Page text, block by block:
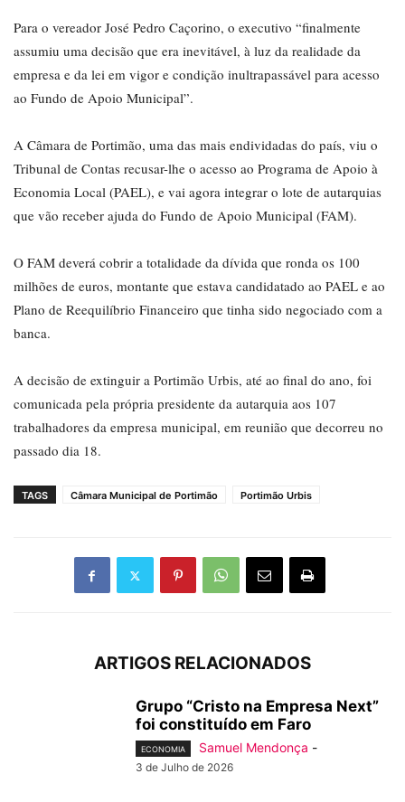
Para o vereador José Pedro Caçorino, o executivo “finalmente
assumiu uma decisão que era inevitável, à luz da realidade da
empresa e da lei em vigor e condição inultrapassável para acesso
ao Fundo de Apoio Municipal”.
A Câmara de Portimão, uma das mais endividadas do país, viu o
Tribunal de Contas recusar-lhe o acesso ao Programa de Apoio à
Economia Local (PAEL), e vai agora integrar o lote de autarquias
que vão receber ajuda do Fundo de Apoio Municipal (FAM).
O FAM deverá cobrir a totalidade da dívida que ronda os 100
milhões de euros, montante que estava candidatado ao PAEL e ao
Plano de Reequilíbrio Financeiro que tinha sido negociado com a
banca.
A decisão de extinguir a Portimão Urbis, até ao final do ano, foi
comunicada pela própria presidente da autarquia aos 107
trabalhadores da empresa municipal, em reunião que decorreu no
passado dia 18.
TAGS Câmara Municipal de Portimão Portimão Urbis
ARTIGOS RELACIONADOS
Grupo “Cristo na Empresa Next”
foi constituído em Faro
ECONOMIA Samuel Mendonça -
3 de Julho de 2026